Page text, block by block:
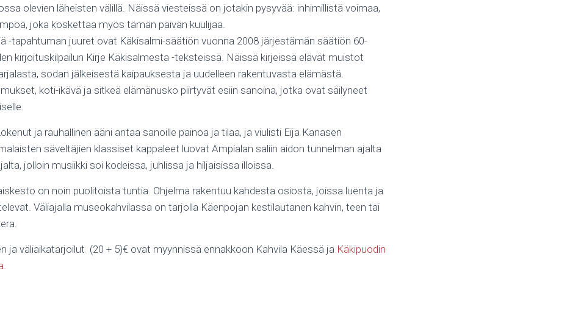
olevien läheisten välillä. Näissä viesteissä on jotakin pysyvää: inhimillistä voimaa,
joka koskettaa myös tämän päivän kuulijaa.
-tapahtuman juuret ovat Käkisalmi-säätiön vuonna 2008 järjestämän säätiön 60-
kirjoituskilpailun Kirje Käkisalmesta -teksteissä. Näissä kirjeissä elävät muistot
sodan jälkeisestä kaipauksesta ja uudelleen rakentuvasta elämästä.
koti-ikävä ja sitkeä elämänusko piirtyvät esiin sanoina, jotka ovat säilyneet
ja rauhallinen ääni antaa sanoille painoa ja tilaa, ja viulisti Eija Kanasen
säveltäjien klassiset kappaleet luovat Ampialan saliin aidon tunnelman ajalta
jolloin musiikki soi kodeissa, juhlissa ja hiljaisissa illoissa.
on noin puolitoista tuntia. Ohjelma rakentuu kahdesta osiosta, joissa luenta ja
Väliajalla museokahvilassa on tarjolla Käenpojan kestilautanen kahvin, teen tai
ja väliaikatarjoilut (20 + 5)€ ovat myynnissä ennakkoon Kahvila Käessä ja Käkipuodin